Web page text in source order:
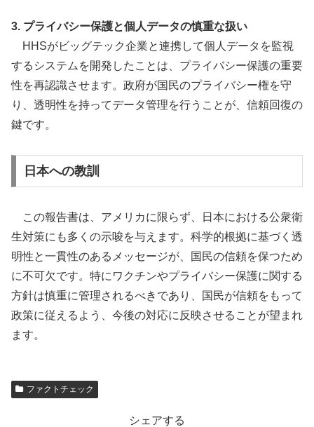
3. プライバシー保護と個人データの慎重な扱い
HHSがビッグテック企業と連携して個人データを監視
するシステムを開発したことは、プライバシー保護の重要
性を再認識させます。政府が国民のプライバシー権を守
り、透明性を持ってデータ管理を行うことが、信頼回復の
鍵です。
日本への教訓
この報告書は、アメリカに限らず、日本における公衆衛
生対策にも多くの示唆を与えます。科学的根拠に基づく透
明性と一貫性のあるメッセージが、国民の信頼を保つため
に不可欠です。特にワクチンやプライバシー保護に関する
方針は慎重に管理されるべきであり、国民が信頼をもって
政策に従えるよう、今後の対応に反映させることが望まれ
ます。
ファクトチェック
シェアする